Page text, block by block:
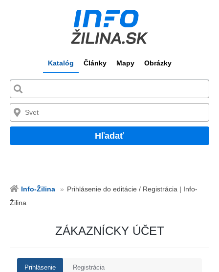
Katalóg Články Mapy Obrázky
Hľadať
Info-Žilina
Prihlásenie do editácie / Registrácia | Info-
Žilina
ZÁKAZNÍCKY ÚČET
Prihlásenie Registrácia